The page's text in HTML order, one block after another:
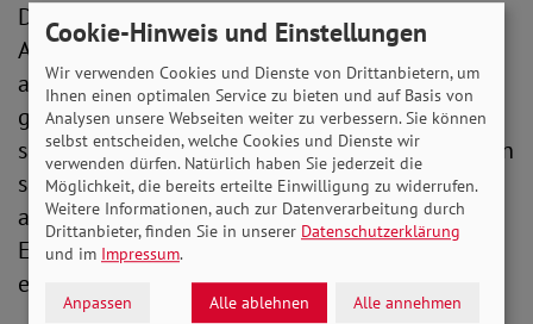
Die Bundeszentrale für gesundheitliche
Aufklärung (BZgA) legt einen besonderen Fokus
auf die Bedürfnisse von Menschen, die zu Hause
gepflegt werden. In einem
Merkblattsammelt
sie Maßnahmen zu Schutz von Pflegebedürftigen
sowie Warnzeichen, auf die ihre Angehörigen
achten sollten. Dazu zählen unter anderem
Erschöpfungsgefühle, Kurzatmigkeit oder
erhöhte Temperatur.
Cookie-Hinweis und Einstellungen
Wir verwenden Cookies und Dienste von Drittanbietern, um
Ihnen einen optimalen Service zu bieten und auf Basis von
Analysen unsere Webseiten weiter zu verbessern. Sie können
selbst entscheiden, welche Cookies und Dienste wir
verwenden dürfen. Natürlich haben Sie jederzeit die
Möglichkeit, die bereits erteilte Einwilligung zu widerrufen.
Weitere Informationen, auch zur Datenverarbeitung durch
Drittanbieter, finden Sie in unserer Datenschutzerklärung
und im Impressum.
Anpassen Alle ablehnen Alle annehmen